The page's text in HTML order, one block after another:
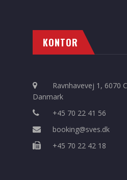
KONTOR
Ravnhavevej 1, 6070
Danmark
+45 70 22 41 56
booking@sves.dk
+45 70 22 42 18